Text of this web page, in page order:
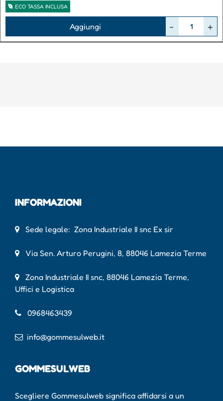
ECO TASSA INCLUSA
Aggiungi
INFORMAZIONI
Sede legale: Zona Industriale II snc Ex sir
Via Sen. Arturo Perugini, 8, 88046 Lamezia Terme
Zona Industriale II snc, 88046 Lamezia Terme,
Uffici e Logistica
0968463439
info@gommesulweb.it
GOMMESULWEB
Scegliere Gommesulweb significa affidarsi a un